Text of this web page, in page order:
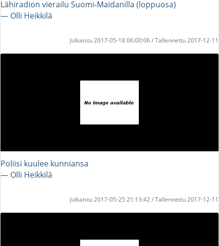
Lähiradion vierailu Suomi-Maidanilla (loppuosa)
― Olli Heikkilä
Julkaistu 2017-05-18 06:00:06 / Tallennettu 2017-12-11
Poliisi kuulee kunniansa
― Olli Heikkilä
Julkaistu 2017-05-25 21:13:42 / Tallennettu 2017-12-11